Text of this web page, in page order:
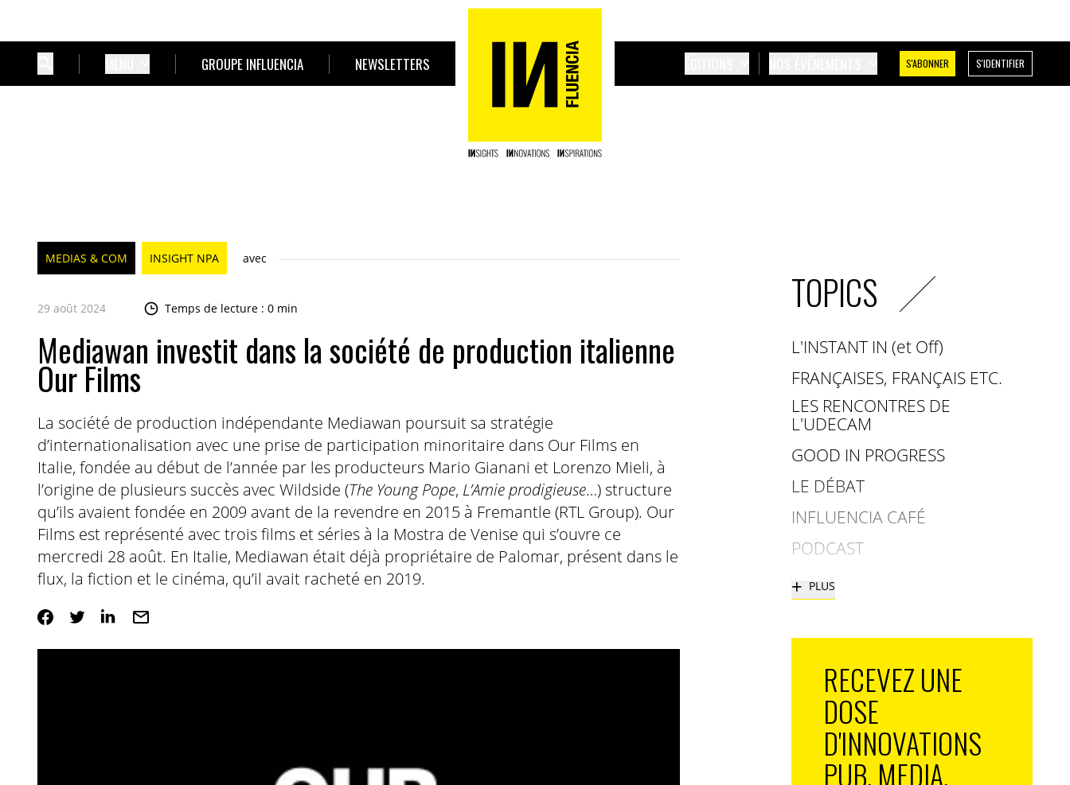
GROUPE INFLUENCIA NEWSLETTERS S'ABONNER S'IDENTIFIER
MEDIAS & COM INSIGHT NPA avec
29 août 2024 Temps de lecture : 0 min
Mediawan investit dans la société de production italienne
Our Films
La société de production indépendante Mediawan poursuit sa stratégie
d’internationalisation avec une prise de participation minoritaire dans Our Films en
Italie, fondée au début de l’année par les producteurs Mario Gianani et Lorenzo Mieli, à
l’origine de plusieurs succès avec Wildside (The Young Pope, L’Amie prodigieuse…) structure
qu’ils avaient fondée en 2009 avant de la revendre en 2015 à Fremantle (RTL Group). Our
Films est représenté avec trois films et séries à la Mostra de Venise qui s’ouvre ce
mercredi 28 août. En Italie, Mediawan était déjà propriétaire de Palomar, présent dans le
flux, la fiction et le cinéma, qu’il avait racheté en 2019.
TOPICS
L'INSTANT IN (et Off)
FRANÇAISES, FRANÇAIS ETC.
LES RENCONTRES DE
L'UDECAM
GOOD IN PROGRESS
LE DÉBAT
INFLUENCIA CAFÉ
PODCAST
+ PLUS
RECEVEZ UNE
DOSE
D'INNOVATIONS
PUB, MEDIA,